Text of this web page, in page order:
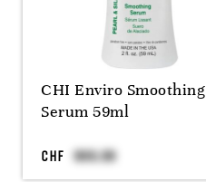
CHI Enviro Smoothing
Serum 59ml
CHF